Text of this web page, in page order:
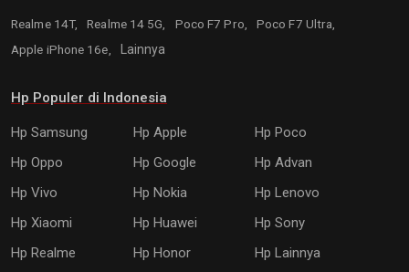
Realme 14T, Realme 14 5G, Poco F7 Pro,
Poco F7 Ultra,
Apple iPhone 16e,
Lainnya
Hp Populer di Indonesia
Hp Samsung Hp Apple
Hp Poco
Hp Oppo
Hp Google
Hp Advan
Hp Vivo
Hp Nokia
Hp Lenovo
Hp Xiaomi
Hp Huawei
Hp Sony
Hp Realme
Hp Honor Hp Lainnya